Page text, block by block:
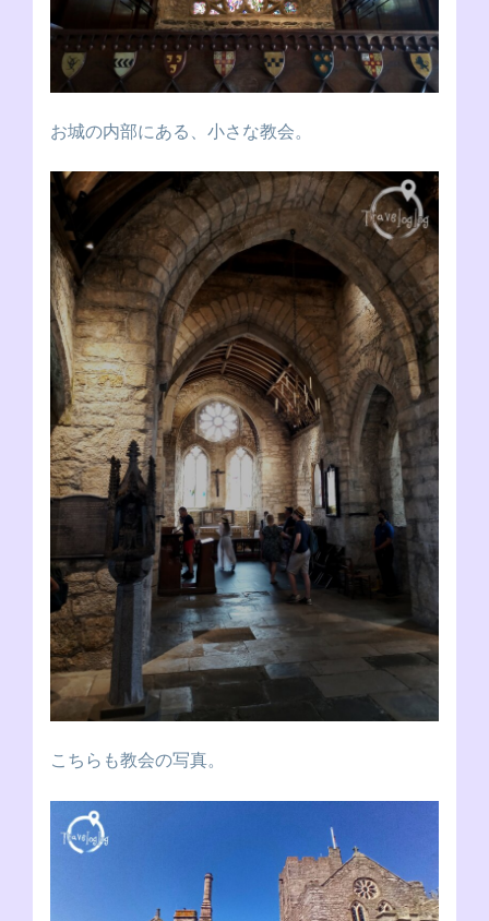
お城の内部にある、小さな教会。
こちらも教会の写真。